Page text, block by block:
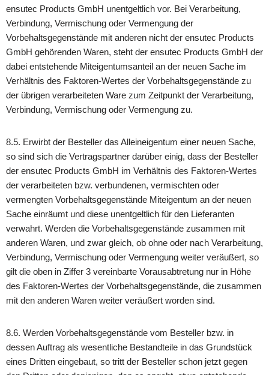
ensutec Products GmbH unentgeltlich vor. Bei Verarbeitung,
Verbindung, Vermischung oder Vermengung der
Vorbehaltsgegenstände mit anderen nicht der ensutec Products
GmbH gehörenden Waren, steht der ensutec Products GmbH der
dabei entstehende Miteigentumsanteil an der neuen Sache im
Verhältnis des Faktoren-Wertes der Vorbehaltsgegenstände zu
der übrigen verarbeiteten Ware zum Zeitpunkt der Verarbeitung,
Verbindung, Vermischung oder Vermengung zu.
8.5. Erwirbt der Besteller das Alleineigentum einer neuen Sache,
so sind sich die Vertragspartner darüber einig, dass der Besteller
der ensutec Products GmbH im Verhältnis des Faktoren-Wertes
der verarbeiteten bzw. verbundenen, vermischten oder
vermengten Vorbehaltsgegenstände Miteigentum an der neuen
Sache einräumt und diese unentgeltlich für den Lieferanten
verwahrt. Werden die Vorbehaltsgegenstände zusammen mit
anderen Waren, und zwar gleich, ob ohne oder nach Verarbeitung,
Verbindung, Vermischung oder Vermengung weiter veräußert, so
gilt die oben in Ziffer 3 vereinbarte Vorausabtretung nur in Höhe
des Faktoren-Wertes der Vorbehaltsgegenstände, die zusammen
mit den anderen Waren weiter veräußert worden sind.
8.6. Werden Vorbehaltsgegenstände vom Besteller bzw. in
dessen Auftrag als wesentliche Bestandteile in das Grundstück
eines Dritten eingebaut, so tritt der Besteller schon jetzt gegen